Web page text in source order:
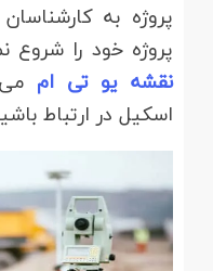
پروژه به
پروژه خود را شروع
نقشه یو تی ام
اسکیل در ارتباط